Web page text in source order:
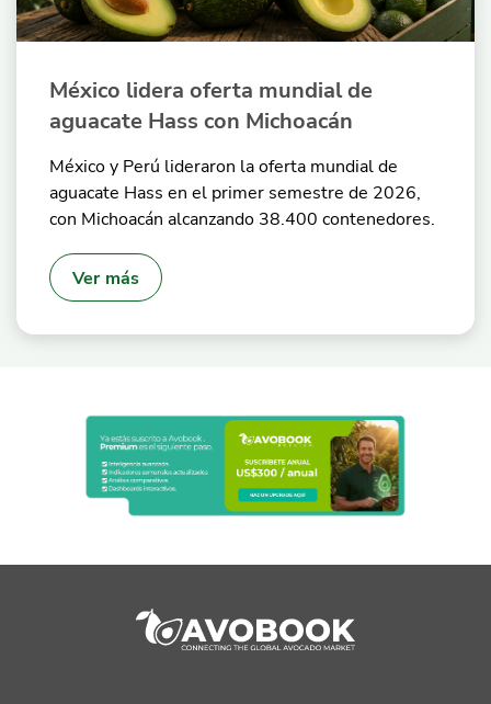
México lidera oferta mundial de
aguacate Hass con Michoacán
México y Perú lideraron la oferta mundial de
aguacate Hass en el primer semestre de 2026,
con Michoacán alcanzando 38.400 contenedores.
Ver más